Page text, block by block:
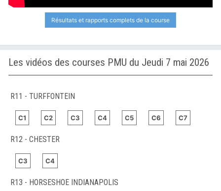
Résultats et rapports complets de la course
Les vidéos des courses PMU du Jeudi 7 mai 2026
R11 - TURFFONTEIN
C1 C2 C3 C4 C5 C6 C7
R12 - CHESTER
C3 C4
R13 - HORSESHOE INDIANAPOLIS